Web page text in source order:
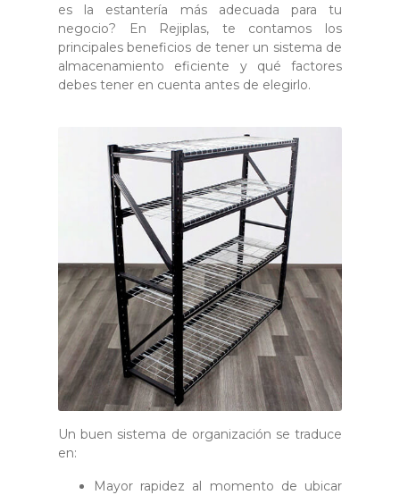
es la estantería más adecuada para tu
negocio? En Rejiplas, te contamos los
principales beneficios de tener un sistema de
almacenamiento eficiente y qué factores
debes tener en cuenta antes de elegirlo.
Un buen sistema de organización se traduce
en:
Mayor rapidez al momento de ubicar